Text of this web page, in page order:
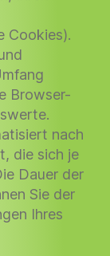
Cookies).
Browser-
nach
die sich je
Dauer der
Sie der
Ihres